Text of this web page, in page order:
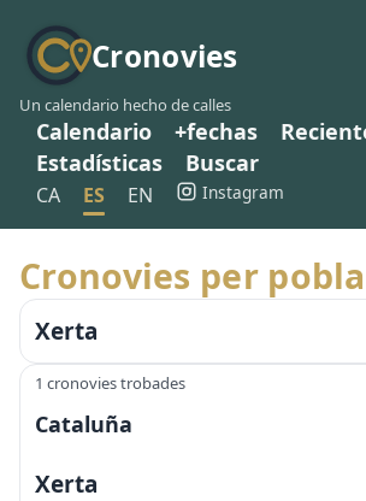
Cronovies
Un calendario hecho de calles
Calendario +fechas
Estadísticas
Buscar
CA ES EN Instagram
Cronovies per
Xerta
1 cronovies trobades
Cataluña
Xerta